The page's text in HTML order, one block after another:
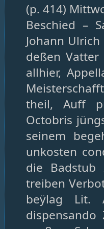
(p. 414)
Beschied –
Johann
deßen Vatter
allhier,
theil, Auff
Octobris
seinem
unkosten
die Badstub
treiben
beÿlag Lit.